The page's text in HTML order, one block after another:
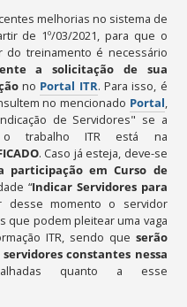
melhorias no sistema de
de 1º/03/2021, para que o
do treinamento é necessário
a solicitação de sua
no Portal ITR. Para isso, é
no mencionado Portal,
de Servidores" se a
trabalho ITR está na
. Caso já esteja, deve-se
participação em Curso de
“Indicar Servidores para
desse momento o servidor
que podem pleitear uma vaga
ITR, sendo que serão
constantes nessa
quanto a esse